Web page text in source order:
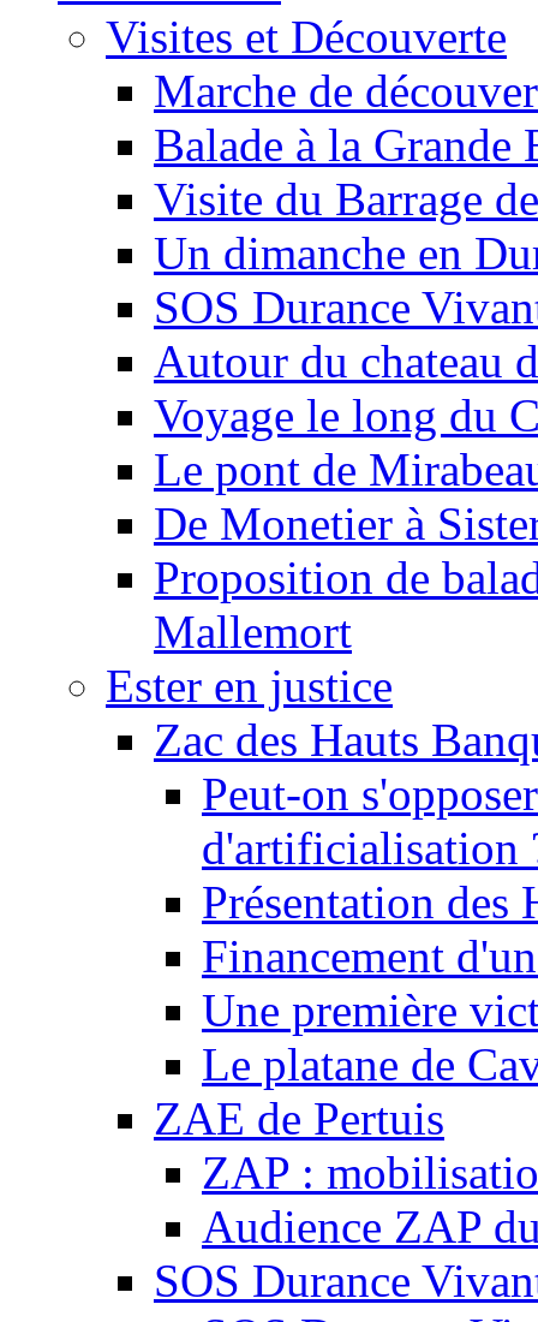
Visites et Découverte
Marche de
Balade à la Grande
Visite du Barrage
Un dimanche en
SOS Durance
Autour du chateau
Voyage le long du
Le pont de
De Monetier à
Proposition de
Mallemort
Ester en justice
Zac des Hauts
Peut-on
d'artificialisation
Présentation des
Financement
Une première
Le platane de
ZAE de Pertuis
ZAP :
Audience ZAP
SOS Durance